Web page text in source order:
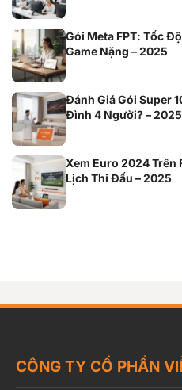
Gói Meta FPT: Tốc
Game Nặng – 2025
Đánh Giá Gói Super
Đình 4 Người? – 2025
Xem Euro 2024 Trên
Lịch Thi Đấu – 2025
CÔNG TY CỔ PHẦN